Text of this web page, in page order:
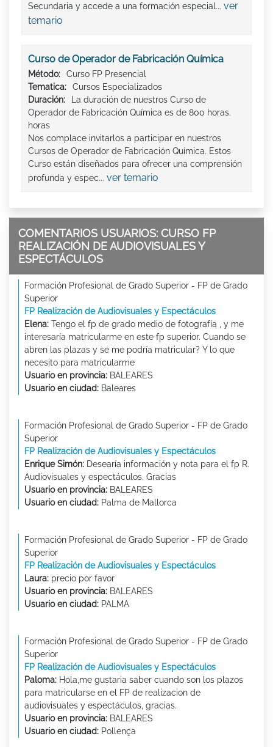
Secundaria y accede a una formación especial... ver
temario
Curso de Operador de Fabricación Química
Método:
Curso FP Presencial
Tematica:
Cursos Especializados
Duración:
La duración de nuestros Curso de
Operador de Fabricación Química es de 800 horas.
horas
Nos complace invitarlos a participar en nuestros
Cursos de Operador de Fabricación Química. Estos
Curso están diseñados para ofrecer una comprensión
profunda y espec... ver temario
COMENTARIOS USUARIOS: CURSO FP
REALIZACIÓN DE AUDIOVISUALES Y
ESPECTÁCULOS
Formación Profesional de Grado Superior - FP de Grado
Superior
FP Realización de Audiovisuales y Espectáculos
Elena: Tengo el fp de grado medio de fotografía , y me
interesaría matricularme en este fp superior. Cuando se
abren las plazas y se me podría matricular? Y lo que
necesito para matricularme
Usuario en provincia: BALEARES
Usuario en ciudad: Baleares
Formación Profesional de Grado Superior - FP de Grado
Superior
FP Realización de Audiovisuales y Espectáculos
Enrique Simón: Desearía información y nota para el fp R.
Audiovisuales y espectáculos. Gracias
Usuario en provincia: BALEARES
Usuario en ciudad: Palma de Mallorca
Formación Profesional de Grado Superior - FP de Grado
Superior
FP Realización de Audiovisuales y Espectáculos
Laura: precio por favor
Usuario en provincia: BALEARES
Usuario en ciudad: PALMA
Formación Profesional de Grado Superior - FP de Grado
Superior
FP Realización de Audiovisuales y Espectáculos
Paloma: Hola,me gustaria saber cuando son los plazos
para matricularse en el FP de realizacion de
audiovisuales y espectáculos, gracias.
Usuario en provincia: BALEARES
Usuario en ciudad: Pollença